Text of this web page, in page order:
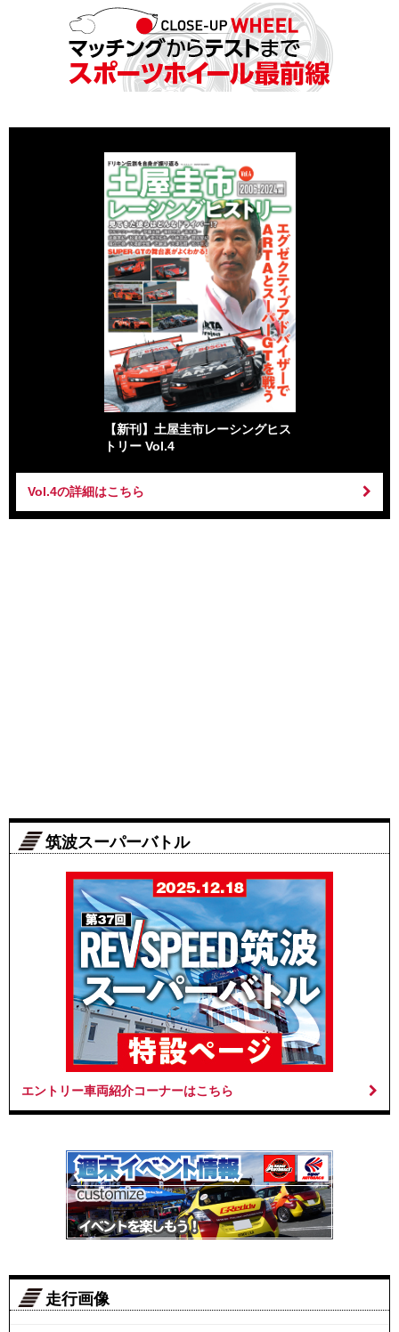
【新刊】土屋圭市レーシングヒス
トリー Vol.4
Vol.4の詳細はこちら
筑波スーパーバトル
エントリー車両紹介コーナーはこちら
走行画像